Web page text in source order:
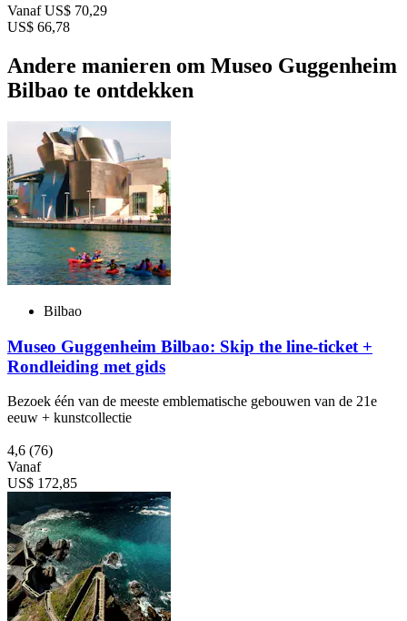
Vanaf US$ 70,29
US$ 66,78
Andere manieren om Museo Guggenheim
Bilbao te ontdekken
Bilbao
Museo Guggenheim Bilbao: Skip the line-ticket +
Rondleiding met gids
Bezoek één van de meeste emblematische gebouwen van de 21e
eeuw + kunstcollectie
4,6 (76)
Vanaf
US$ 172,85